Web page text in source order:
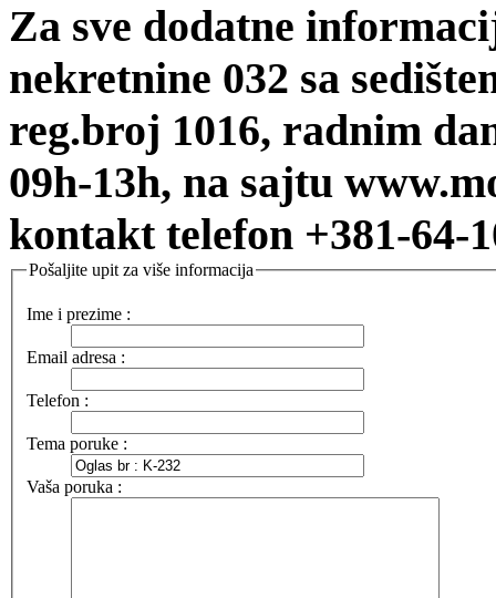
Za sve dodatne
nekretnine 032 sa
reg.broj 1016, radnim
09h-13h, na sajtu
kontakt telefon +381-64-
Pošaljite upit za više informacija
Ime i prezime :
Email adresa :
Telefon :
Tema poruke :
Vaša poruka :